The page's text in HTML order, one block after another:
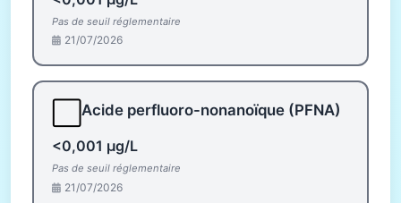
Pas de seuil réglementaire
21/07/2026
Acide perfluoro-nonanoïque (PFNA)
<0,001 µg/L
Pas de seuil réglementaire
21/07/2026